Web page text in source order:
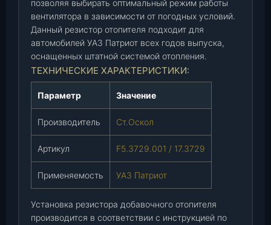
п
т
е
л
П
т
и
т
(
F
позволяя выбирать оптимальный режим работы
вентилятора в зависимости от погодных условий.
Данный резистор отопителя подходит для
автомобилей УАЗ Патриот всех годов выпуска,
оснащенных штатной системой отопления.
ТЕХНИЧЕСКИЕ ХАРАКТЕРИСТИКИ:
Параметр Значение
Производитель Ст.Оскол
Артикул F5.3729.001 / 17.3729
Применяемость УАЗ Патриот
Установка резистора добавочного отопителя
производится в соответствии с инструкцией по